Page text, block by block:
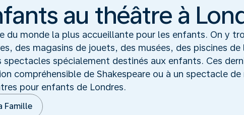
au théâtre à
du monde la plus accueillante pour les enfants. On y
des magasins de jouets, des musées, des piscines de
spécialement destinés aux enfants. Ces
compréhensible de Shakespeare ou à un spectacle
pour enfants de Londres.
Famille